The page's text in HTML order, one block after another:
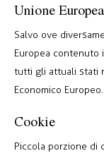
Unione
Salvo ove
Europea contenuto
tutti gli attuali stati
Economico Europeo.
Cookie
Piccola porzione di